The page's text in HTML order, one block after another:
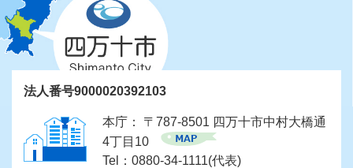
法人番号9000020392103
本庁： 〒787-8501 四万十市中村大橋通
4丁目10
Tel：0880-34-1111(代表)